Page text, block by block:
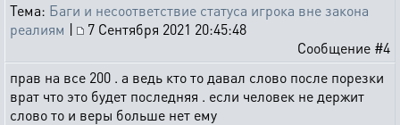
Тема: Баги и несоответствие статуса игрока вне закона
реалиям |
7 Сентября 2021 20:45:48
Сообщение #4
прав на все 200 . а ведь кто то давал слово после порезки
врат что это будет последняя . если человек не держит
слово то и веры больше нет ему